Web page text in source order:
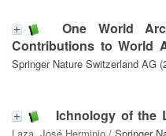
One World
Contributions to World
Springer Nature Switzerland AG
Ichnology of the